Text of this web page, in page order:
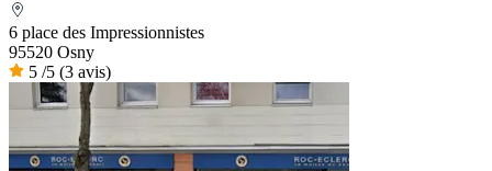
6 place des Impressionnistes
95520 Osny
5 /5 (3 avis)